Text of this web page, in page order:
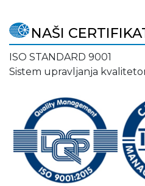
NAŠI
ISO STANDARD 9001
Sistem upravljanja